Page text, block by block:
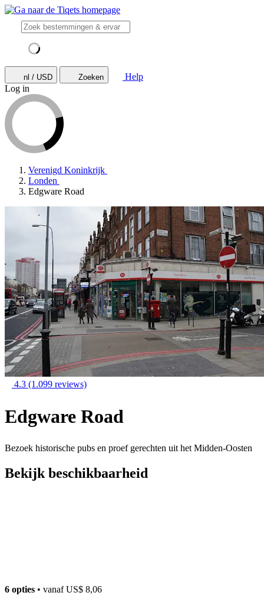
nl / USD Zoeken
Help
Log in
Verenigd Koninkrijk
Londen
Edgware Road
4.3 (1.099 reviews)
Edgware Road
Bezoek historische pubs en proef gerechten uit het Midden-Oosten
Bekijk beschikbaarheid
6 opties • vanafUS$ 8,06